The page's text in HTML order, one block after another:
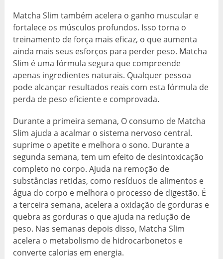
Matcha Slim também acelera o ganho muscular e
fortalece os músculos profundos. Isso torna o
treinamento de força mais eficaz, o que aumenta
ainda mais seus esforços para perder peso. Matcha
Slim é uma fórmula segura que compreende
apenas ingredientes naturais. Qualquer pessoa
pode alcançar resultados reais com esta fórmula de
perda de peso eficiente e comprovada.
Durante a primeira semana, O consumo de Matcha
Slim ajuda a acalmar o sistema nervoso central.
suprime o apetite e melhora o sono. Durante a
segunda semana, tem um efeito de desintoxicação
completo no corpo. Ajuda na remoção de
substâncias retidas, como resíduos de alimentos e
água do corpo e melhora o processo de digestão. É
a terceira semana, acelera a oxidação de gorduras e
quebra as gorduras o que ajuda na redução de
peso. Nas semanas depois disso, Matcha Slim
acelera o metabolismo de hidrocarbonetos e
converte calorias em energia.